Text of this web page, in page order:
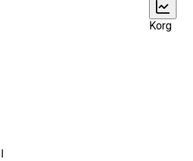
Korg